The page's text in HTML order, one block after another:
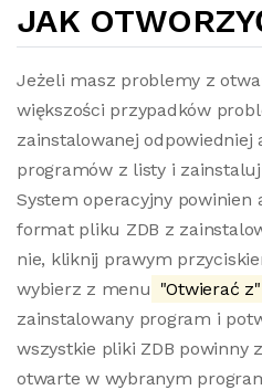
JAK
Jeżeli masz problemy z
większości przypadków
zainstalowanej odpowiedniej
programów z listy i
System operacyjny powinien
format pliku ZDB z
nie, kliknij prawym
wybierz z menu "Otwierać z"
zainstalowany program i
wszystkie pliki ZDB powinny
otwarte w wybranym